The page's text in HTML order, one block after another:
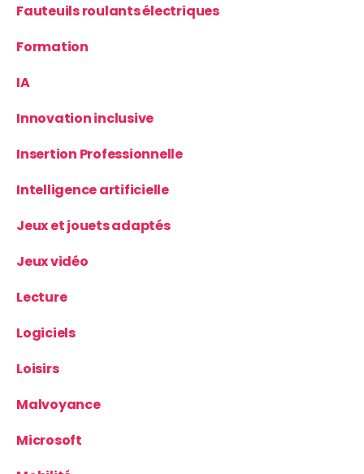
Fauteuils roulants électriques
Formation
IA
Innovation inclusive
Insertion Professionnelle
Intelligence artificielle
Jeux et jouets adaptés
Jeux vidéo
Lecture
Logiciels
Loisirs
Malvoyance
Microsoft